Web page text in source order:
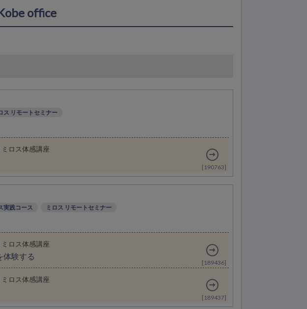
office
ス リモートセミナー
ミロス体感講座
[190763]
実践コース ミロス リモートセミナー
ミロス体感講座
体験する
[189436]
ミロス体感講座
[189437]